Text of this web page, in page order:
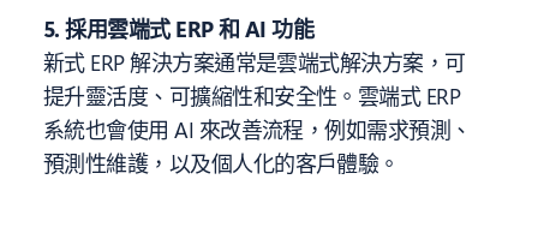
5. 採用雲端式 ERP 和 AI 功能
新式 ERP 解決方案通常是雲端式解決方案，可
提升靈活度、可擴縮性和安全性。雲端式 ERP
系統也會使用 AI 來改善流程，例如需求預測、
預測性維護，以及個人化的客戶體驗。